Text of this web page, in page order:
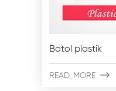
Botol plastik
READ_MORE 